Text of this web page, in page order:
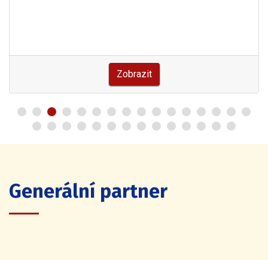
Zobrazit
Generální partner